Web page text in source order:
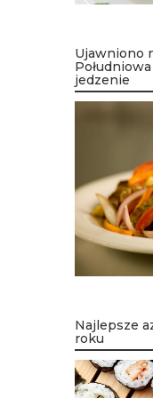
Ujawniono
jedzenie
Najlepsze
roku